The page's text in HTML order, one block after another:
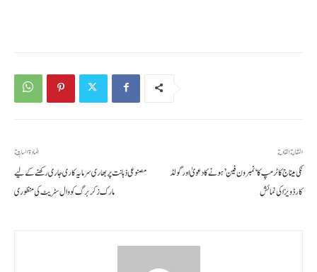
المادة السابقة
مصنوعی ذہانت پر بھاری سرمایہ کاری جاری رکھنے کے لیے
مارک زکربرگ کو وال سٹریٹ کی منظوری
المقالة القادمة
نکی میناج کا ٹرمپ کا ‘نمبر ون فین’ ہونے کا دعویٰ اور گولڈ
کارڈ ویزا کی نمائش